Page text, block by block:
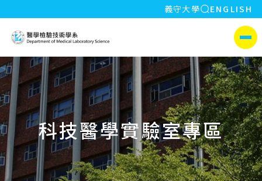
:::
義守大學 全站搜索
ENGLISH
側選單
科技醫學實驗室專區